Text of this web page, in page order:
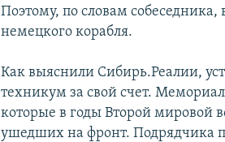
Поэтому, по словам
немецкого корабля.
Как выяснили Сибирь.Реалии,
техникум за свой счет.
которые в годы Второй мировой
ушедших на фронт. Подрядчика